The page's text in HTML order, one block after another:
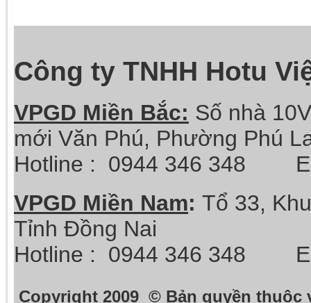
Công ty TNHH Hotu
VPGD Miền Bắc: Số nhà
mới Văn Phú, Phường Phú
Hotline : 0944 346 348
VPGD Miền Nam: Tổ 33,
Tỉnh Đồng Nai
Hotline : 0944 346 348
Copyright 2009 © Bản quyền thuộc